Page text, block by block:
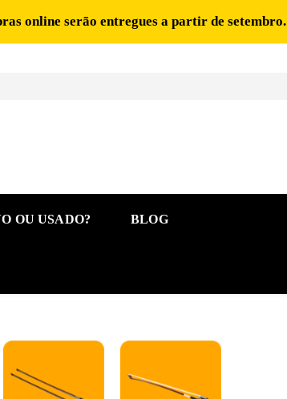
online serão entregues a partir de setembro.
OU USADO? BLOG